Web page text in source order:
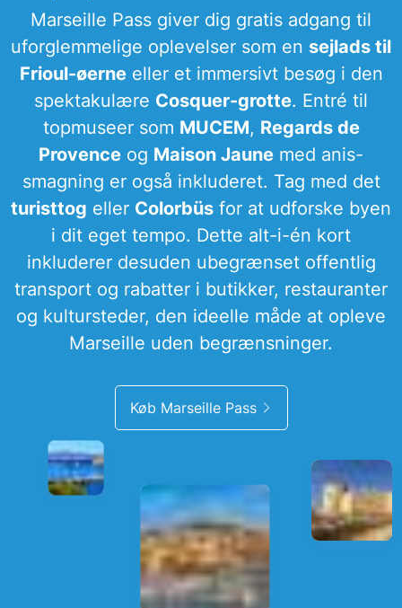
Marseille Pass giver dig gratis adgang til
uforglemmelige oplevelser som en sejlads til
Frioul-øerneeller et immersivt besøg i den
spektakulære Cosquer-grotte. Entré til
topmuseer som MUCEM, Regards de
Provence og Maison Jaune med anis-
smagning er også inkluderet. Tag med det
turisttog eller Colorbüs for at udforske byen
i dit eget tempo. Dette alt-i-én kort
inkluderer desuden ubegrænset offentlig
transport og rabatter i butikker, restauranter
og kultursteder, den ideelle måde at opleve
Marseille uden begrænsninger.
Køb Marseille Pass